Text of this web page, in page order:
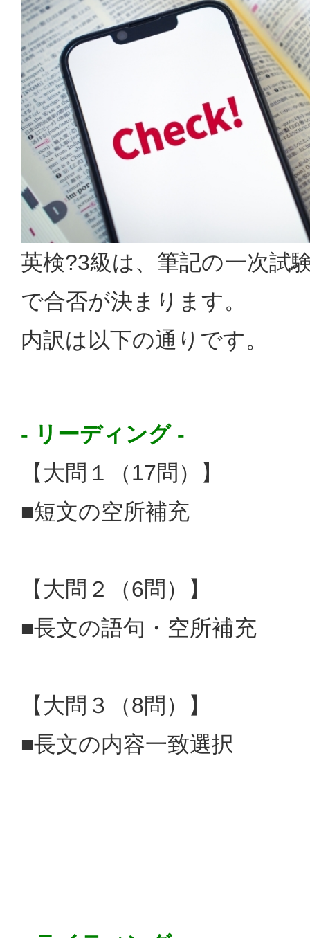
英検?3級は、筆記の一次試
で合否が決まります。
内訳は以下の通りです。
- リーディング -
【大問１（17問）】
■短文の空所補充
【大問２（6問）】
■長文の語句・空所補充
【大問３（8問）】
■長文の内容一致選択